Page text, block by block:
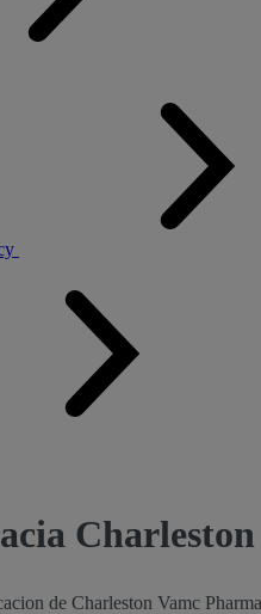
de Charleston Vamc